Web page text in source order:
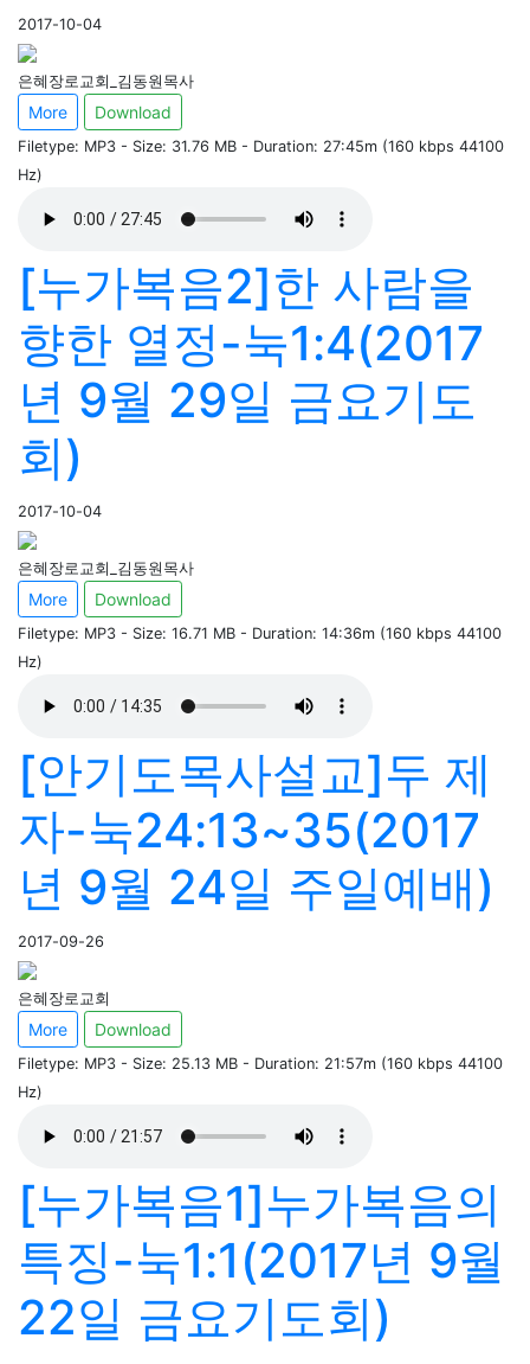
2017-10-04
은혜장로교회_김동원목사
More Download
Filetype: MP3 - Size: 31.76 MB - Duration: 27:45m (160 kbps 44100
Hz)
[누가복음2]한 사람을
향한 열정-눅1:4(2017
년 9월 29일 금요기도
회)
2017-10-04
은혜장로교회_김동원목사
More Download
Filetype: MP3 - Size: 16.71 MB - Duration: 14:36m (160 kbps 44100
Hz)
[안기도목사설교]두 제
자-눅24:13~35(2017
년 9월 24일 주일예배)
2017-09-26
은혜장로교회
More Download
Filetype: MP3 - Size: 25.13 MB - Duration: 21:57m (160 kbps 44100
Hz)
[누가복음1]누가복음의
특징-눅1:1(2017년 9월
22일 금요기도회)